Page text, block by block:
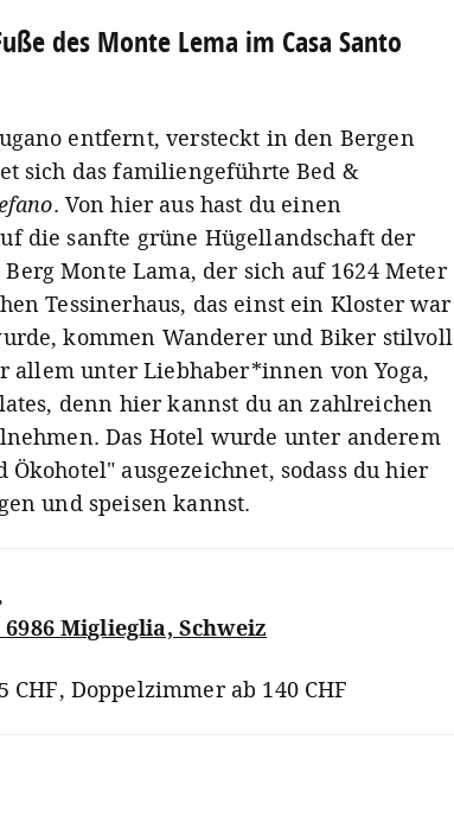
des Monte Lema im Casa Santo
entfernt, versteckt in den Bergen
sich das familiengeführte Bed &
. Von hier aus hast du einen
die sanfte grüne Hügellandschaft der
Monte Lama, der sich auf 1624 Meter
Tessinerhaus, das einst ein Kloster war
kommen Wanderer und Biker stilvoll
allem unter Liebhaber*innen von Yoga,
denn hier kannst du an zahlreichen
Das Hotel wurde unter anderem
ausgezeichnet, sodass du hier
und speisen kannst.
Miglieglia, Schweiz
Doppelzimmer ab 140 CHF